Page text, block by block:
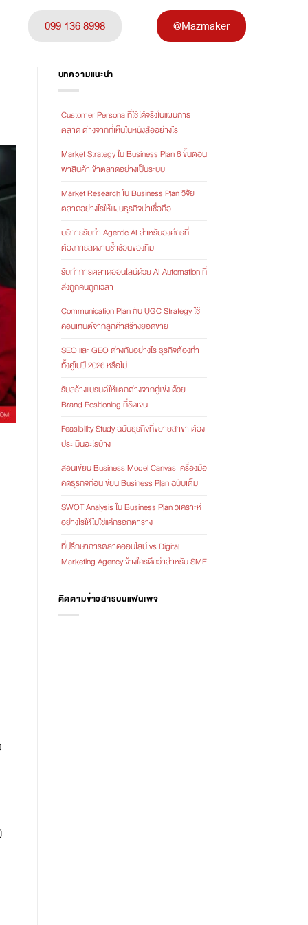
099 136 8998 @Mazmaker
บทความแนะนำ
Customer Persona ที่ใช้ได้จริงในแผนการ
ตลาด ต่างจากที่เห็นในหนังสืออย่างไร
Market Strategy ใน Business Plan 6 ขั้นตอน
พาสินค้าเข้าตลาดอย่างเป็นระบบ
Market Research ใน Business Plan วิจัย
ตลาดอย่างไรให้แผนธุรกิจน่าเชื่อถือ
บริการรับทำ Agentic AI สำหรับองค์กรที่
ต้องการลดงานซ้ำซ้อนของทีม
รับทำการตลาดออนไลน์ด้วย AI Automation ที่
ส่งถูกคนถูกเวลา
Communication Plan กับ UGC Strategy ใช้
คอนเทนต์จากลูกค้าสร้างยอดขาย
SEO และ GEO ต่างกันอย่างไร ธุรกิจต้องทำ
ทั้งคู่ในปี 2026 หรือไม่
รับสร้างแบรนด์ให้แตกต่างจากคู่แข่ง ด้วย
Brand Positioning ที่ชัดเจน
Feasibility Study ฉบับธุรกิจที่ขยายสาขา ต้อง
ประเมินอะไรบ้าง
สอนเขียน Business Model Canvas เครื่องมือ
คิดธุรกิจก่อนเขียน Business Plan ฉบับเต็ม
SWOT Analysis ใน Business Plan วิเคราะห์
อย่างไรให้ไม่ใช่แค่กรอกตาราง
ที่ปรึกษาการตลาดออนไลน์ vs Digital
Marketing Agency จ้างใครดีกว่าสำหรับ SME
ติดตามข่าวสารบนแฟนเพจ